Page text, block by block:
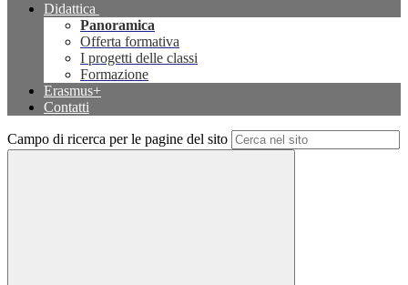
Didattica
Panoramica
Offerta formativa
I progetti delle classi
Formazione
Erasmus+
Contatti
Campo di ricerca per le pagine del sito